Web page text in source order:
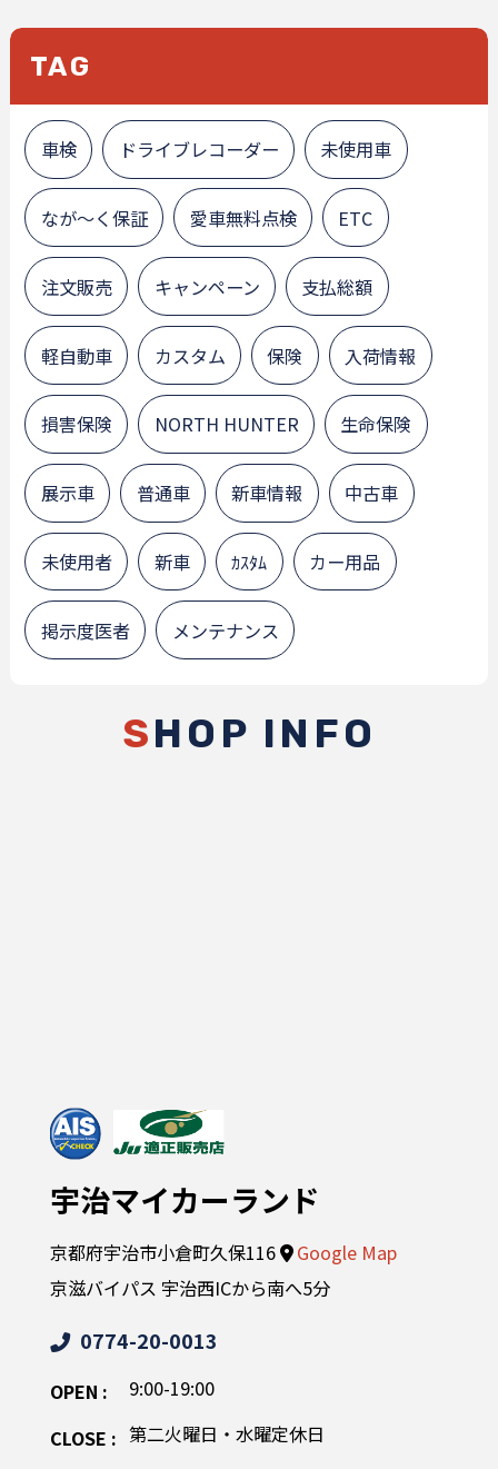
TAG
車検 ドライブレコーダー 未使用車
なが～く保証 愛車無料点検 ETC
注文販売 キャンペーン 支払総額
軽自動車 カスタム 保険 入荷情報
損害保険 NORTH HUNTER 生命保険
展示車 普通車 新車情報 中古車
未使用者 新車 ｶｽﾀﾑ カー用品
掲示度医者 メンテナンス
SHOP INFO
宇治マイカーランド
京都府宇治市小倉町久保116
Google Map
京滋バイパス 宇治西ICから南へ5分
0774-20-0013
OPEN :
9:00-19:00
CLOSE : 第二火曜日・水曜定休日